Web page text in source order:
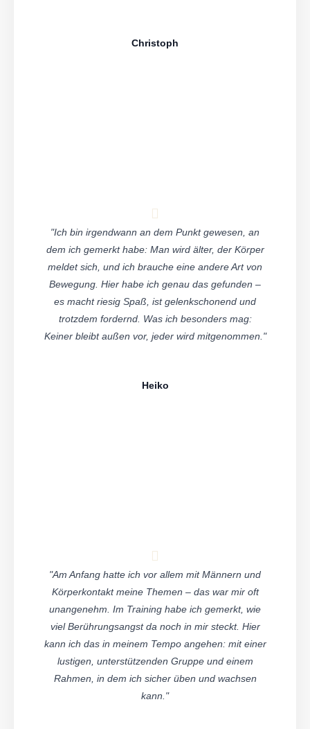
Christoph
"Ich bin irgendwann an dem Punkt gewesen, an
dem ich gemerkt habe: Man wird älter, der Körper
meldet sich, und ich brauche eine andere Art von
Bewegung. Hier habe ich genau das gefunden –
es macht riesig Spaß, ist gelenkschonend und
trotzdem fordernd. Was ich besonders mag:
Keiner bleibt außen vor, jeder wird mitgenommen."
Heiko
"Am Anfang hatte ich vor allem mit Männern und
Körperkontakt meine Themen – das war mir oft
unangenehm. Im Training habe ich gemerkt, wie
viel Berührungsangst da noch in mir steckt. Hier
kann ich das in meinem Tempo angehen: mit einer
lustigen, unterstützenden Gruppe und einem
Rahmen, in dem ich sicher üben und wachsen
kann."